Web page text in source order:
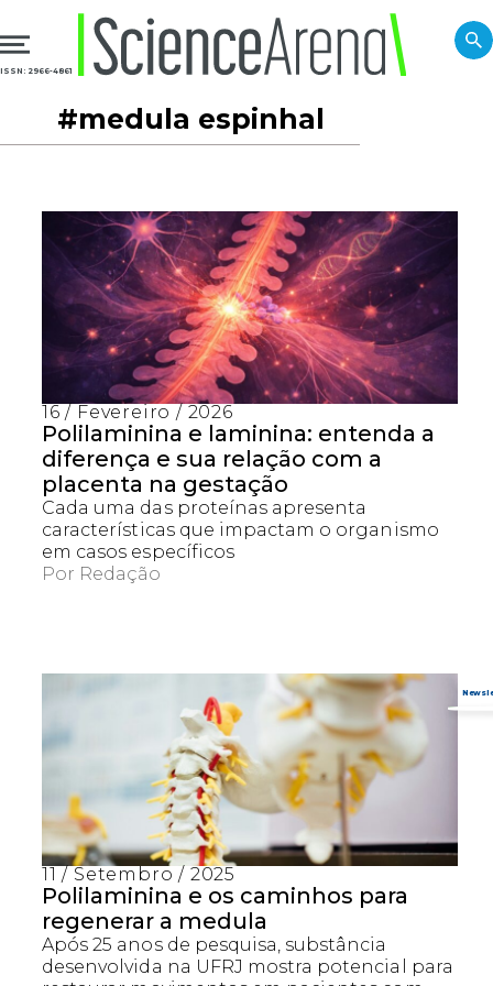
ISSN: 2966-4861
#medula espinhal
16 / Fevereiro / 2026
Polilaminina e laminina: entenda a
diferença e sua relação com a
placenta na gestação
Cada uma das proteínas apresenta
características que impactam o organismo
em casos específicos
Por Redação
11 / Setembro / 2025
Polilaminina e os caminhos para
regenerar a medula
Após 25 anos de pesquisa, substância
desenvolvida na UFRJ mostra potencial para
Captcha obrigatório
Seu e-mail foi cadastrado com sucesso!